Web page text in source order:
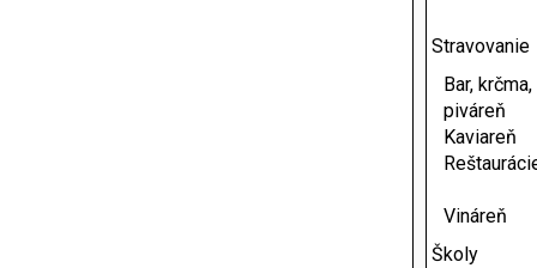
Stravovanie
Bar, krčma,
piváreň
Kaviareň
Vináreň
Školy